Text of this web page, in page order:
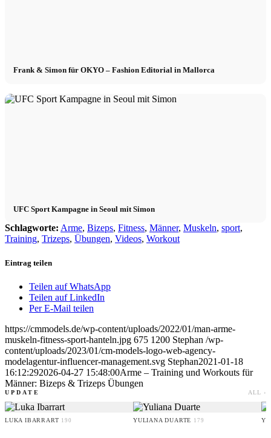
Frank & Simon für OKYO – Fashion Editorial in Mallorca
UFC Sport Kampagne in Seoul mit Simon
Schlagworte: Arme, Bizeps, Fitness, Männer, Muskeln, sport,
Training, Trizeps, Übungen, Videos, Workout
Eintrag teilen
Teilen auf WhatsApp
Teilen auf LinkedIn
Per E-Mail teilen
https://cmmodels.de/wp-content/uploads/2022/01/man-arme-
muskeln-fitness-sport-hanteln.jpg 675 1200 Stephan /wp-
content/uploads/2023/01/cm-models-logo-web-agency-
modelagentur-influencer-management.svg Stephan2021-01-18
16:12:292026-04-27 15:48:00Arme – Training und Workouts für
Männer: Bizeps & Trizeps Übungen
UPDATE ALL ›
LUKA IBARRART 190 YULIANA DUARTE 179